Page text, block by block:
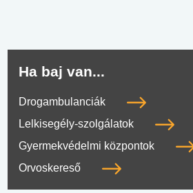
Ha baj van...
Drogambulanciák
Lelkisegély-szolgálatok
Gyermekvédelmi központok
Orvoskereső